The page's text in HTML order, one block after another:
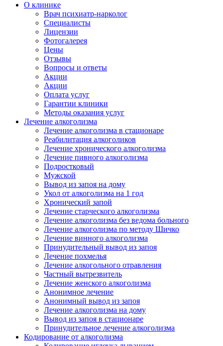
О клинике
Врач психиатр-нарколог
Специалисты
Лицензии
Фотогалерея
Цены
Отзывы
Вопросы и ответы
Акции
Акции
Оплата услуг
Гарантии клиники
Методы оказания услуг
Лечение алкоголизма
Лечение алкоголизма в стационаре
Реабилитация алкоголиков
Лечение хронического алкоголизма
Лечение пивного алкоголизма
Подростковый
Мужской
Вывод из запоя на дому
Укол от алкоголизма на 1 год
Хронический запой
Лечение старческого алкоголизма
Лечение алкоголизма без ведома больного
Лечение алкоголизма по методу Шичко
Лечение винного алкоголизма
Принудительный вывод из запоя
Лечение похмелья
Лечение алкогольного отравления
Частный вытрезвитель
Лечение женского алкоголизма
Анонимное лечение
Анонимный вывод из запоя
Лечение алкоголизма на дому
Вывод из запоя в стационаре
Принудительное лечение алкоголизма
Кодирование от алкоголизма